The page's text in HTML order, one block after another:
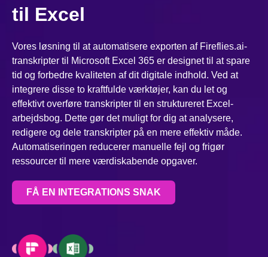
til Excel
Vores løsning til at automatisere exporten af Fireflies.ai-
transkripter til Microsoft Excel 365 er designet til at spare
tid og forbedre kvaliteten af dit digitale indhold. Ved at
integrere disse to kraftfulde værktøjer, kan du let og
effektivt overføre transkripter til en struktureret Excel-
arbejdsbog. Dette gør det muligt for dig at analysere,
redigere og dele transkripter på en mere effektiv måde.
Automatiseringen reducerer manuelle fejl og frigør
ressourcer til mere værdiskabende opgaver.
FÅ EN INTEGRATIONS SNAK